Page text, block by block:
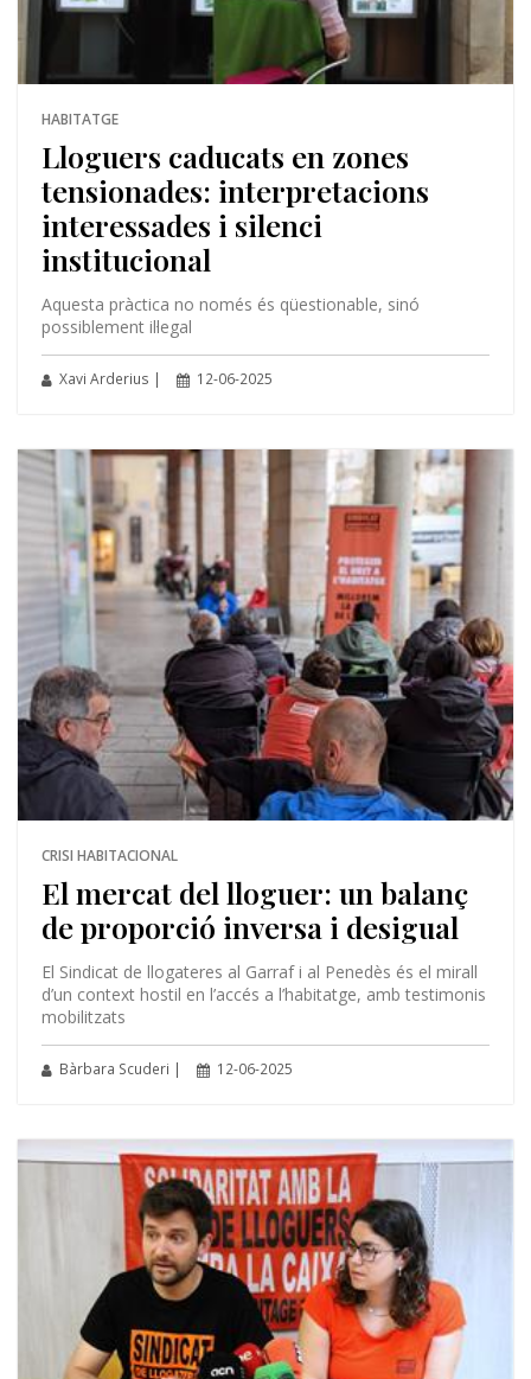
HABITATGE
Lloguers caducats en zones
tensionades: interpretacions
interessades i silenci
institucional
Aquesta pràctica no només és qüestionable, sinó
possiblement il·legal
Xavi Arderius | 12-06-2025
CRISI HABITACIONAL
El mercat del lloguer: un balanç
de proporció inversa i desigual
El Sindicat de llogateres al Garraf i al Penedès és el mirall
d’un context hostil en l’accés a l’habitatge, amb testimonis
mobilitzats
Bàrbara Scuderi | 12-06-2025